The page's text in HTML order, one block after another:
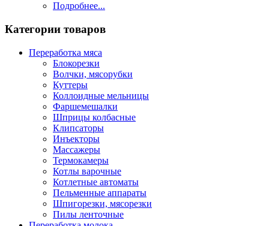
Подробнее...
Категории товаров
Переработка мяса
Блокорезки
Волчки, мясорубки
Куттеры
Коллоидные мельницы
Фаршемешалки
Шприцы колбасные
Клипсаторы
Инъекторы
Массажеры
Термокамеры
Котлы варочные
Котлетные автоматы
Пельменные аппараты
Шпигорезки, мясорезки
Пилы ленточные